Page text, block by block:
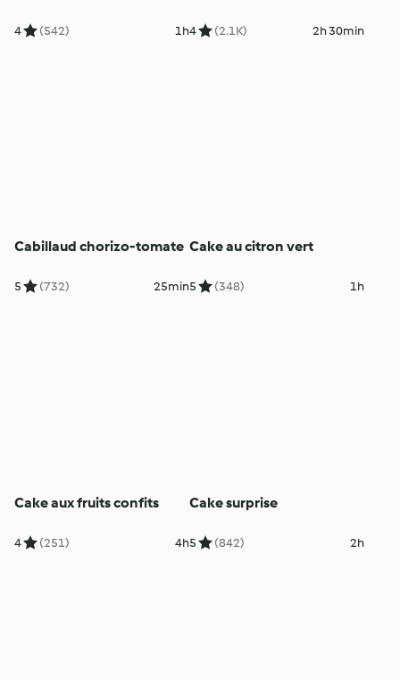
4 (542) 1h4 (2.1K) 2h 30min
Cabillaud chorizo-tomate
5 (732) 25min
Cake au citron vert
5 (348) 1h
Cake aux fruits confits
4 (251) 4h
Cake surprise
5 (842) 2h